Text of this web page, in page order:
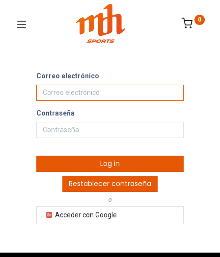
0
Correo electrónico
Contraseña
Log in
Restablecer contraseña
- o -
Acceder con Google